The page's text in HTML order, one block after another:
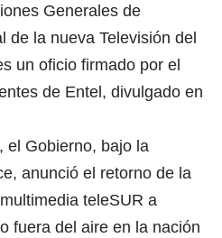
Generales de
de la nueva Televisión del
un oficio firmado por el
de Entel, divulgado en
el Gobierno, bajo la
anunció el retorno de la
teleSUR a
fuera del aire en la nación